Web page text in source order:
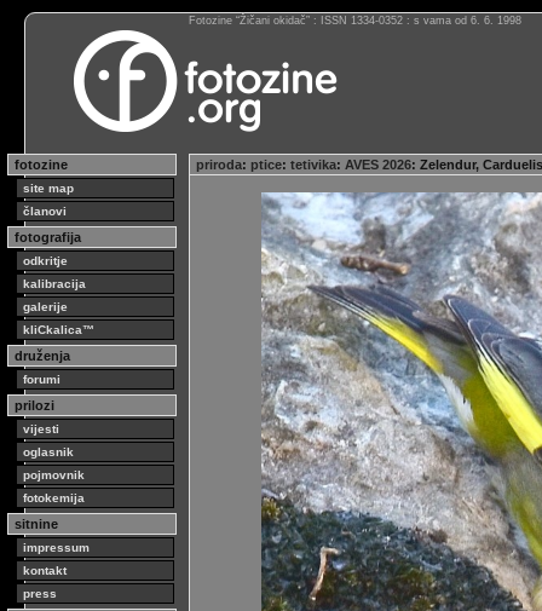
Fotozine “Žičani okidač” : ISSN 1334-0352 : s vama od 6. 6. 1998
fotozine
site map
članovi
fotografija
odkritje
kalibracija
galerije
kliCkalica™
druženja
forumi
prilozi
vijesti
oglasnik
pojmovnik
fotokemija
sitnine
impressum
kontakt
press
priroda: ptice: tetivika: AVES 2026: Zelendur,